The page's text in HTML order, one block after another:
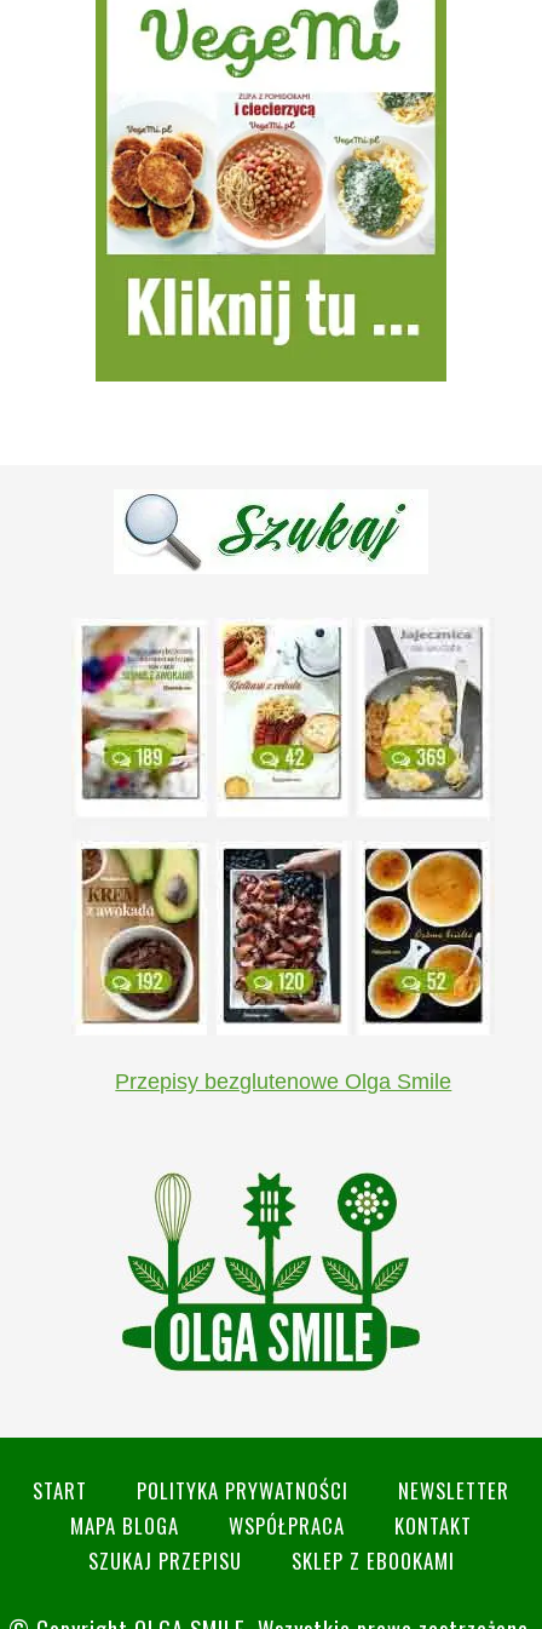
Przepisy bezglutenowe Olga Smile
START POLITYKA PRYWATNOŚCI
NEWSLETTER
MAPA BLOGA
WSPÓŁPRACA
KONTAKT
SZUKAJ PRZEPISU
SKLEP Z EBOOKAMI